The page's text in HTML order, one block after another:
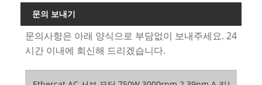
문의 보내기
문의사항은 아래 양식으로 부담없이 보내주세요. 24
시간 이내에 회신해 드리겠습니다.